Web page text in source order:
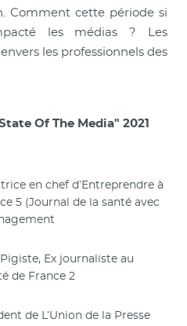
Comment cette période si
les médias ? Les
les professionnels des
Of The Media" 2021
en chef d’Entreprendre à
5 (Journal de la santé avec
Ex journaliste au
de France 2
de L’Union de la Presse